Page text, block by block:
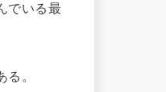
でいる最
。